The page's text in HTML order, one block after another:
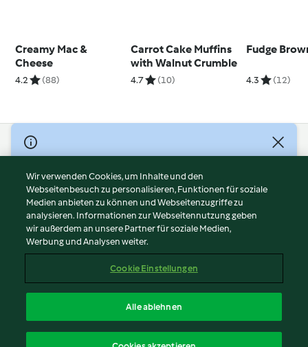
Creamy Mac &
Cheese
4.2 (88)
Carrot Cake Muffins
with Walnut Crumble
4.7 (10)
Fudge
4.3 (12)
© Copyright 2026
Nutzungsbedingungen
Datenschutzrichtlinien
Disclaimer
Impressum
Cookies
Abo kündigen
Erklärung zur Barrierefreiheit
Wir verwenden Cookies, um Inhalte und den
Webseitenbesuch zu personalisieren, Funktionen für soziale
Medien anbieten zu können und Webseitenzugriffe zu
analysieren. Informationen zur Webseitennutzung geben
wir außerdem an unsere Partner für soziale Medien,
Werbung und Analysen weiter.
Cookie Einstellungen
Alle ablehnen